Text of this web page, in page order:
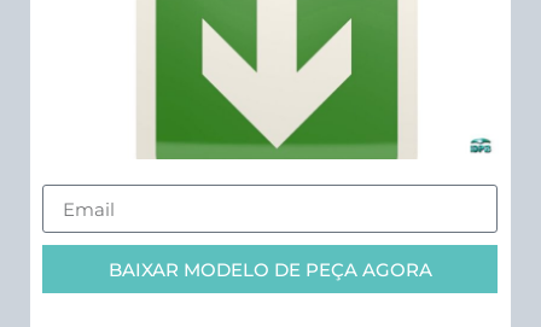
BAIXAR MODELO DE PEÇA AGORA